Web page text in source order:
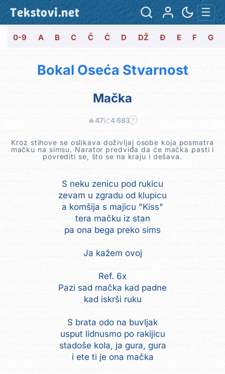
Tekstovi.net ☰
0-9 A B C Č Ć D DŽ Đ E F G
Bokal Oseća Stvarnost
Mačka
🔥47📈4 683 ?
Kroz stihove se oslikava doživljaj osobe koja posmatra
mačku na simsu. Narator predviđa da će mačka pasti i
povrediti se, što se na kraju i dešava.
S neku zenicu pod rukicu
zevam u zgradu od klupicu
a komšija s majicu "Kiss"
tera mačku iz stan
pa ona bega preko sims
Ja kažem ovoj
Ref. 6x
Pazi sad mačka kad padne
kad iskrši ruku
S brata odo na buvljak
usput lidnusmo po rakijicu
stadoše kola, ja gura, gura
i ete ti je ona mačka